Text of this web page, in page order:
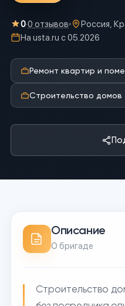
0·0 отзывов
Россия,
На usta.ru с05.2026
Ремонт квартир и
Строительство домов
Описание
О бригаде
Строительство